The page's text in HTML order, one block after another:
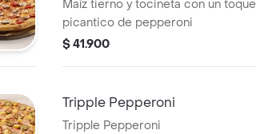
Maíz tierno y tocineta con un toque
picantico de pepperoni
$ 41.900
Tripple Pepperoni
Tripple Pepperoni